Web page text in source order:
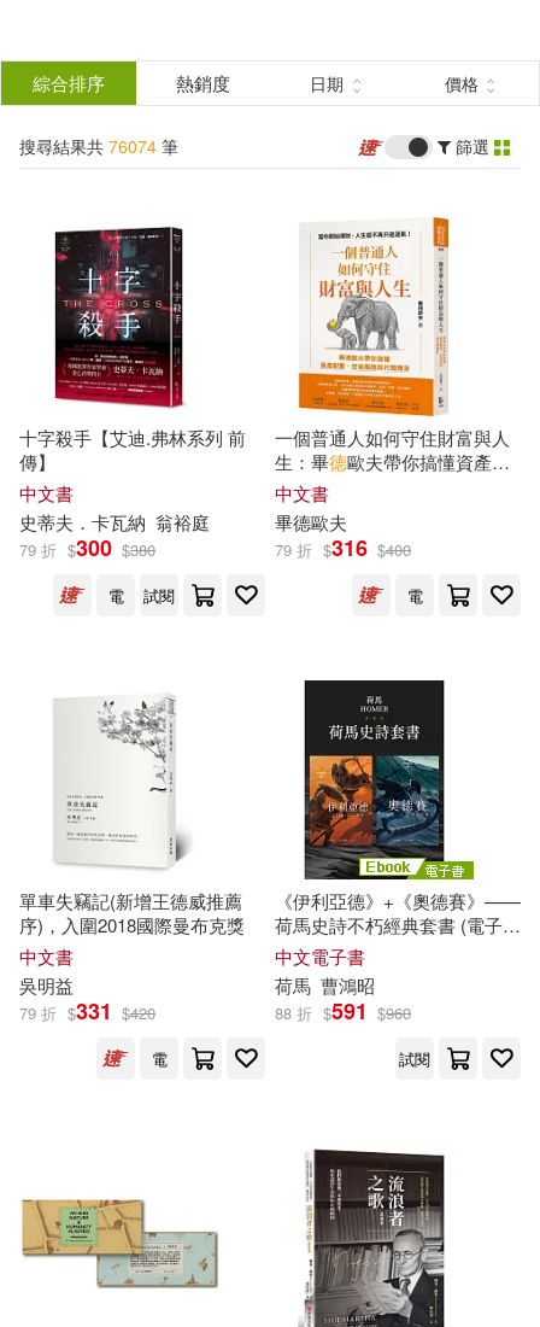
結
分類 (單選)
所有商品(76074)
圖書(44384) 影音(6770)
雜誌(808)
美妝(1060)
家居生活(2410) 美食(608)
3C(1421) 家電(1197)
保健(1393) 設計文具(1412)
星巴克(1)
日用清潔(487)
休閒生活(721)
婦幼生活(5010)
餐廚生活(1844)
電子票證(22)
寵物生活(463)
玲廊滿藝(304) 故宮精品(8)
作者 (可複選)
翰林編輯部(398)
季羨林(165) 林徽因(135)
クール教信者(107)
格林兄弟(97)
（蘇）比安基(93)
本書編寫組(79)
林漢達(76) （春秋）老子(73)
於永玉(72)
展開
出版社 (可複選)
中國林業出版社(1359)
Universal(687)
SONY MUSIC(654)
商務印書館(634)
外語教學與研究出版社(616)
譯林出版社(556)
機械工業出版社(477)
展開
配送方式 (可複選)
可港澳店取(49738)
綜合排序 熱銷度 日期 價格
搜尋結果共 76074 筆 篩選
十字殺手【艾迪.弗林系列 前
傳】
中文書
史蒂夫．卡瓦納 翁裕庭
79 折 $300 $380
電
試閱
一個普通人如何守住財富與人
生：畢德歐夫帶你搞懂資產配
置、老後風險與代間傳承
中文書
畢德歐夫
79 折 $316 $400
電
單車失竊記(新增王德威推薦
序)，入圍2018國際曼布克獎
中文書
吳明益
79 折 $331 $420
電
《伊利亞德》+《奧德賽》——
荷馬史詩不朽經典套書 (電子
書)
中文電子書
荷馬 曹鴻昭
88 折 $591 $960
試閱